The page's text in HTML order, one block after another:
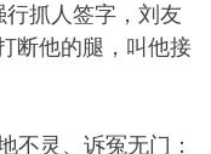
抓人签字，刘友
断他的腿，叫他接
灵、诉冤无门：